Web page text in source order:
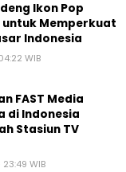
Ikon Pop
untuk Memperkuat
Indonesia
WIB
FAST Media
di Indonesia
Stasiun TV
WIB